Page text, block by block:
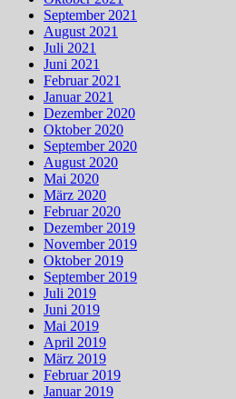
September 2021
August 2021
Juli 2021
Juni 2021
Februar 2021
Januar 2021
Dezember 2020
Oktober 2020
September 2020
August 2020
Mai 2020
März 2020
Februar 2020
Dezember 2019
November 2019
Oktober 2019
September 2019
Juli 2019
Juni 2019
Mai 2019
April 2019
März 2019
Februar 2019
Januar 2019